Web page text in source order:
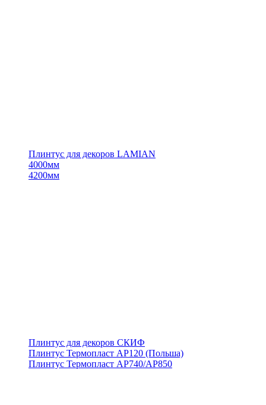
Плинтус для декоров LAMIAN
4000мм
4200мм
Плинтус для декоров СКИФ
Плинтус Термопласт АР120 (Польша)
Плинтус Термопласт АР740/АР850